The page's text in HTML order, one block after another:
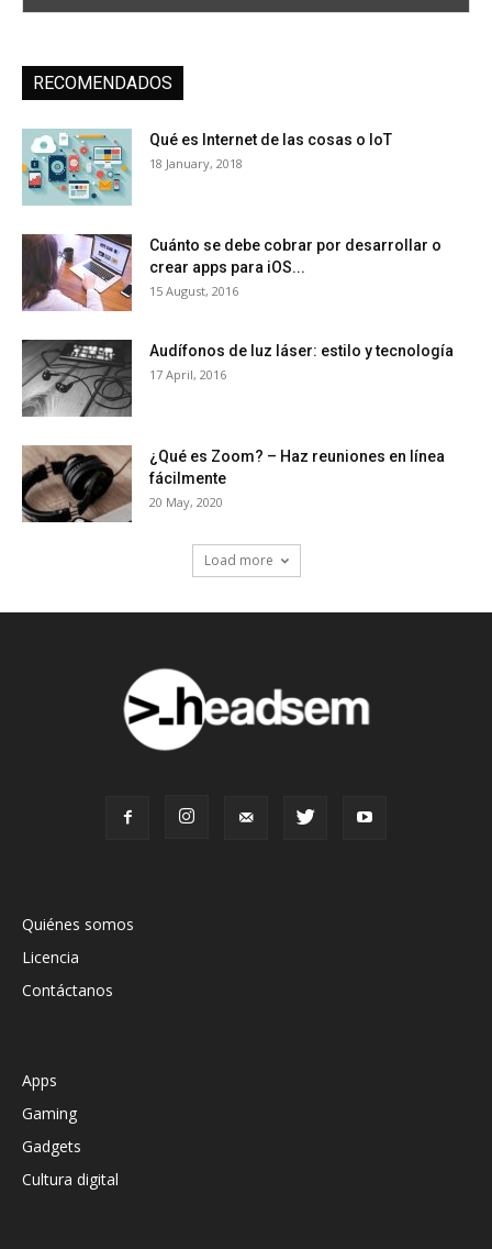
RECOMENDADOS
Qué es Internet de las cosas o IoT
18 January, 2018
Cuánto se debe cobrar por desarrollar o
crear apps para iOS...
15 August, 2016
Audífonos de luz láser: estilo y tecnología
17 April, 2016
¿Qué es Zoom? – Haz reuniones en línea
fácilmente
20 May, 2020
Load more
Quiénes somos
Licencia
Contáctanos
Apps
Gaming
Gadgets
Cultura digital